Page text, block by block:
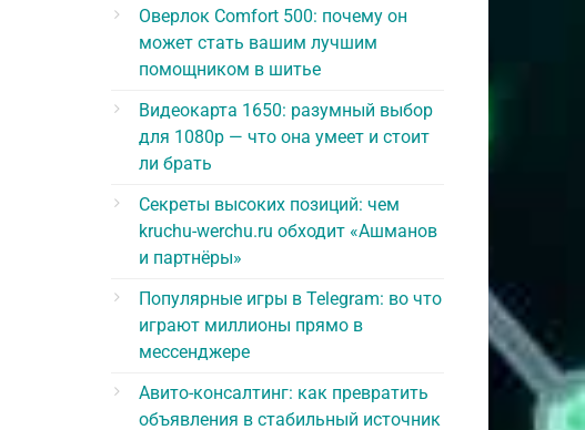
Оверлок Comfort 500: почему он
может стать вашим лучшим
помощником в шитье
Видеокарта 1650: разумный выбор
для 1080p — что она умеет и стоит
ли брать
Секреты высоких позиций: чем
kruchu-werchu.ru обходит «Ашманов
и партнёры»
Популярные игры в Telegram: во что
играют миллионы прямо в
мессенджере
Авито-консалтинг: как превратить
объявления в стабильный источник